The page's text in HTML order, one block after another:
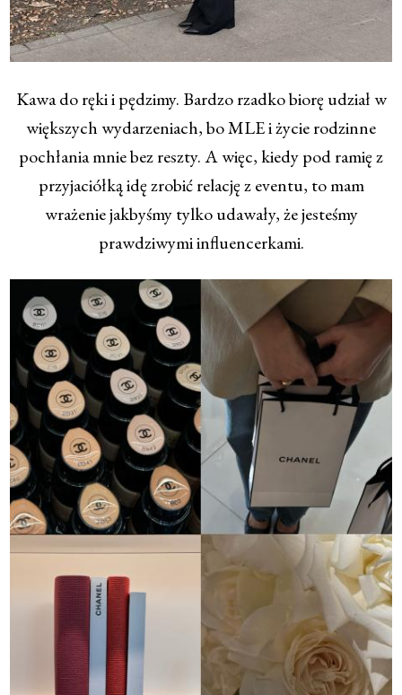
Kawa do ręki i pędzimy. Bardzo rzadko biorę udział w
większych wydarzeniach, bo MLE i życie rodzinne
pochłania mnie bez reszty. A więc, kiedy pod ramię z
przyjaciółką idę zrobić relację z eventu, to mam
wrażenie jakbyśmy tylko udawały, że jesteśmy
prawdziwymi influencerkami.